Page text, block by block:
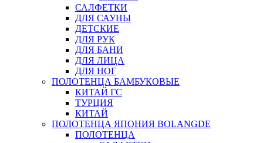
САЛФЕТКИ
ДЛЯ САУНЫ
ДЕТСКИЕ
ДЛЯ РУК
ДЛЯ БАНИ
ДЛЯ ЛИЦА
ДЛЯ НОГ
ПОЛОТЕНЦА БАМБУКОВЫЕ
КИТАЙ ГС
ТУРЦИЯ
КИТАЙ
ПОЛОТЕНЦА ЯПОНИЯ BOLANGDE
ПОЛОТЕНЦА